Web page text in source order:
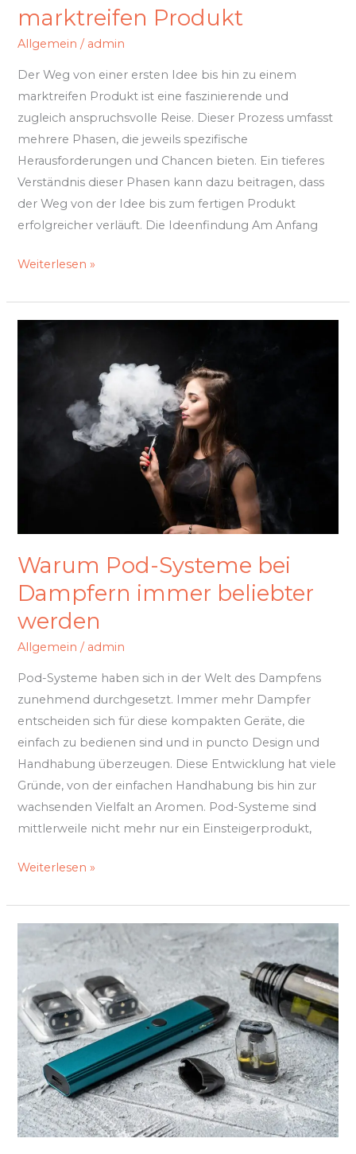
marktreifen Produkt
Allgemein / admin
Der Weg von einer ersten Idee bis hin zu einem
marktreifen Produkt ist eine faszinierende und
zugleich anspruchsvolle Reise. Dieser Prozess umfasst
mehrere Phasen, die jeweils spezifische
Herausforderungen und Chancen bieten. Ein tieferes
Verständnis dieser Phasen kann dazu beitragen, dass
der Weg von der Idee bis zum fertigen Produkt
erfolgreicher verläuft. Die Ideenfindung Am Anfang
Weiterlesen »
Warum Pod-Systeme bei
Dampfern immer beliebter
werden
Allgemein / admin
Pod-Systeme haben sich in der Welt des Dampfens
zunehmend durchgesetzt. Immer mehr Dampfer
entscheiden sich für diese kompakten Geräte, die
einfach zu bedienen sind und in puncto Design und
Handhabung überzeugen. Diese Entwicklung hat viele
Gründe, von der einfachen Handhabung bis hin zur
wachsenden Vielfalt an Aromen. Pod-Systeme sind
mittlerweile nicht mehr nur ein Einsteigerprodukt,
Warum
Dampfern
Weiterlesen »
Evolution
Genusses:
Wie
sich
unsere
Vorlieben
mit
der